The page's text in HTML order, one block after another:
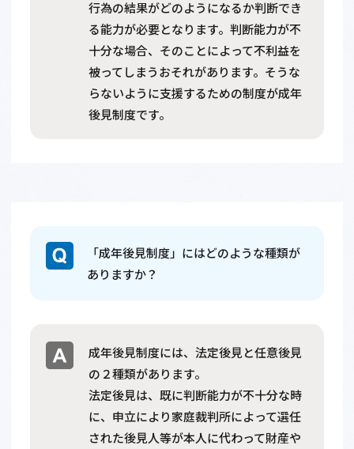
行為の結果がどのようになるか判断でき
る能力が必要となります。判断能力が不
十分な場合、そのことによって不利益を
被ってしまうおそれがあります。そうな
らないように支援するための制度が成年
後見制度です。
「成年後見制度」にはどのような種類が
ありますか？
成年後見制度には、法定後見と任意後見
の２種類があります。
法定後見は、既に判断能力が不十分な時
に、申立により家庭裁判所によって選任
された後見人等が本人に代わって財産や